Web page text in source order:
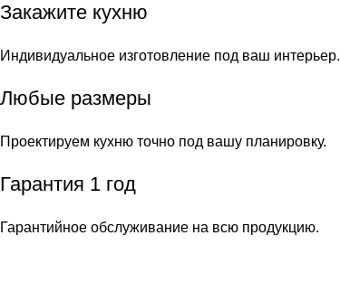
Закажите кухню
Индивидуальное изготовление под ваш интерьер.
Любые размеры
Проектируем кухню точно под вашу планировку.
Гарантия 1 год
Гарантийное обслуживание на всю продукцию.